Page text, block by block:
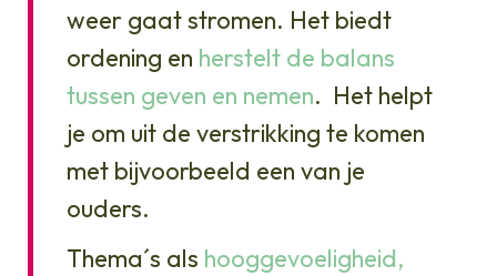
weer gaat stromen. Het biedt
ordening en herstelt de balans
tussen geven en nemen. Het helpt
je om uit de verstrikking te komen
met bijvoorbeeld een van je
ouders.
Thema´s als hooggevoeligheid,